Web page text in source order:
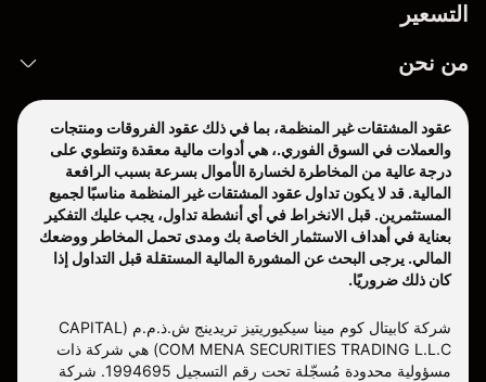
التسعير
من نحن
عقود المشتقات غير المنظمة، بما في ذلك عقود الفروقات ومنتجات
والعملات في السوق الفوري.، هي أدوات مالية معقدة وتنطوي على
درجة عالية من المخاطرة لخسارة الأموال بسرعة بسبب الرافعة
المالية. قد لا يكون تداول عقود المشتقات غير المنظمة مناسبًا لجميع
المستثمرين. قبل الانخراط في أي أنشطة تداول، يجب عليك التفكير
بعناية في أهداف الاستثمار الخاصة بك ومدى تحمل المخاطر ووضعك
المالي. يرجى البحث عن المشورة المالية المستقلة قبل التداول إذا
كان ذلك ضروريًا.
شركة كابيتال كوم مينا سيكيوريتيز تريدينج ش.ذ.م.م (CAPITAL
COM MENA SECURITIES TRADING L.L.C) هي شركة ذات
مسؤولية محدودة مُسجّلة تحت رقم التسجيل 1994695. شركة